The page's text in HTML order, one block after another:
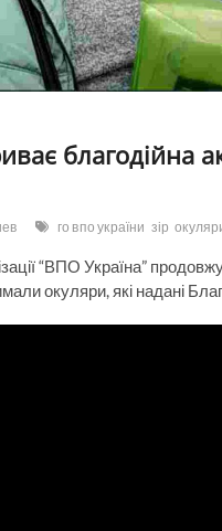
благодійна
го впо україни зір
“ВПО Україна”
окуляри, які надані